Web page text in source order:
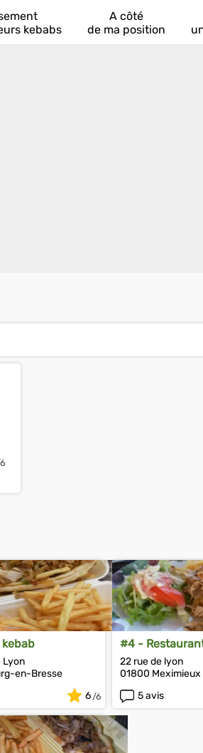
kebabs
A côté
de ma position
Lyon
en-Bresse
6
#4 -
22 rue de lyon
01800 Meximieux
5 avis